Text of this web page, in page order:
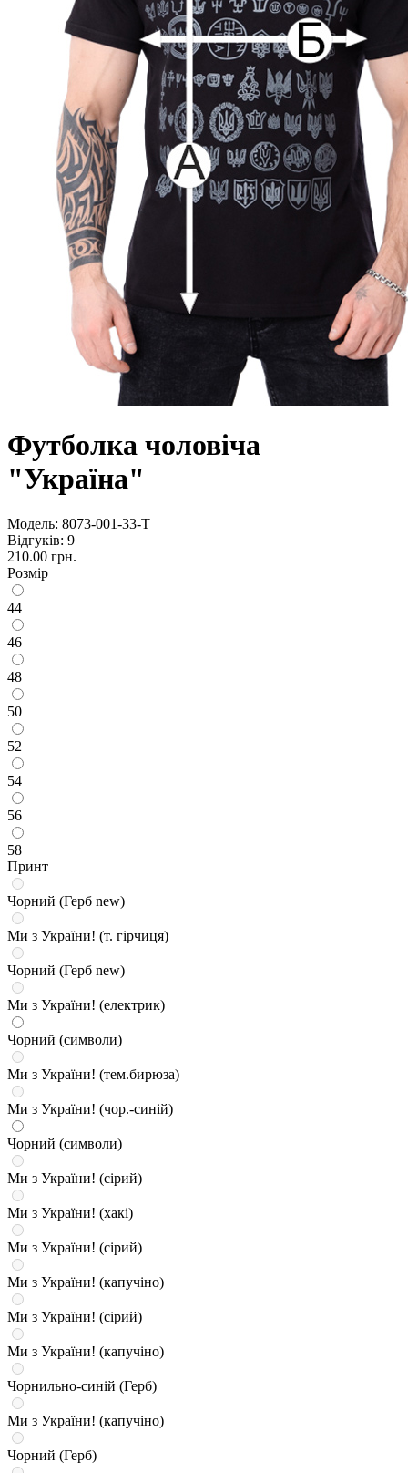
Футболка чоловіча
"Україна"
Модель: 8073-001-33-Т
Відгуків: 9
210.00 грн.
Розмір
44
46
48
50
52
54
56
58
Принт
Чорний (Герб new)
Ми з України! (т. гірчиця)
Чорний (Герб new)
Ми з України! (електрик)
Чорний (символи)
Ми з України! (тем.бирюза)
Ми з України! (чор.-синій)
Чорний (символи)
Ми з України! (сірий)
Ми з України! (хакі)
Ми з України! (сірий)
Ми з України! (капучіно)
Ми з України! (сірий)
Ми з України! (капучіно)
Чорнильно-синій (Герб)
Ми з України! (капучіно)
Чорний (Герб)